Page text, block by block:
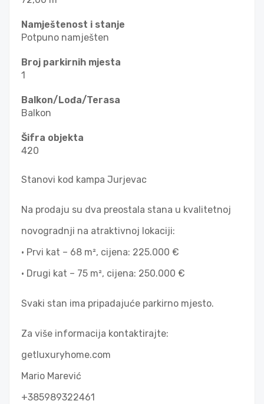
Namještenost i stanje
Potpuno namješten
Broj parkirnih mjesta
1
Balkon/Lođa/Terasa
Balkon
Šifra objekta
420
Stanovi kod kampa Jurjevac
Na prodaju su dva preostala stana u kvalitetnoj
novogradnji na atraktivnoj lokaciji:
• Prvi kat – 68 m², cijena: 225.000 €
• Drugi kat – 75 m², cijena: 250.000 €
Svaki stan ima pripadajuće parkirno mjesto.
Za više informacija kontaktirajte:
getluxuryhome.com
Mario Marević
+385989322461